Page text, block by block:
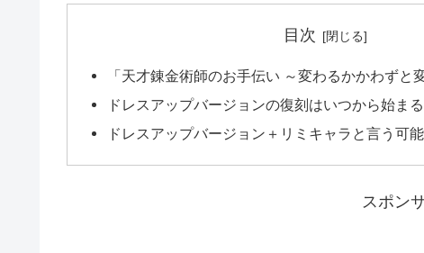
目次
「天才錬金術師のお手伝い ～変わるかかわずと
ドレスアップバージョンの復刻はいつから始ま
ドレスアップバージョン＋リミキャラと言う可
スポン